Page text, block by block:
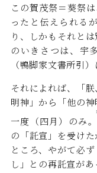
この賀茂祭＝葵祭
ったと伝えられる
り、しかもそれと
のいきさつは、宇
（鴨脚家文書所引）
それによれば、「
明神」から「他の
一度（四月）のみ。
の「託宣」を受け
ところ、やがて必
し」との再託宣があ